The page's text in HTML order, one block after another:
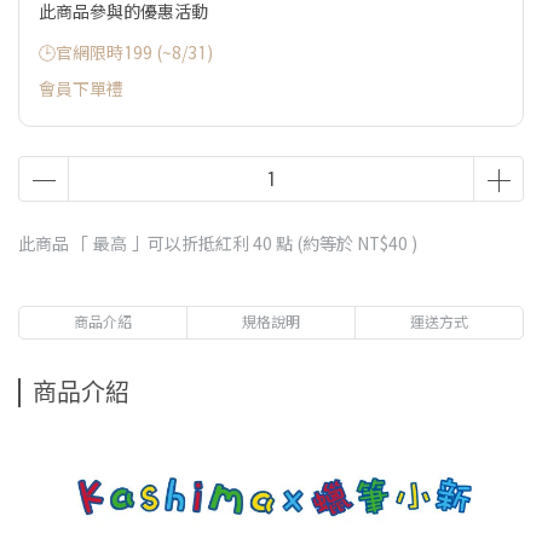
此商品參與的優惠活動
🕒官網限時199 (~8/31)
會員下單禮
此商品 「 最高 」可以折抵紅利 40 點 (約等於 NT$40 )
商品介紹 規格說明 運送方式
商品介紹